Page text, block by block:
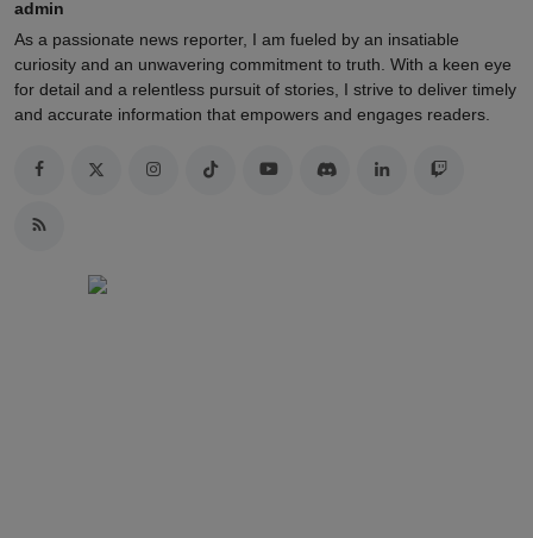
admin
As a passionate news reporter, I am fueled by an insatiable
curiosity and an unwavering commitment to truth. With a keen eye
for detail and a relentless pursuit of stories, I strive to deliver timely
and accurate information that empowers and engages readers.